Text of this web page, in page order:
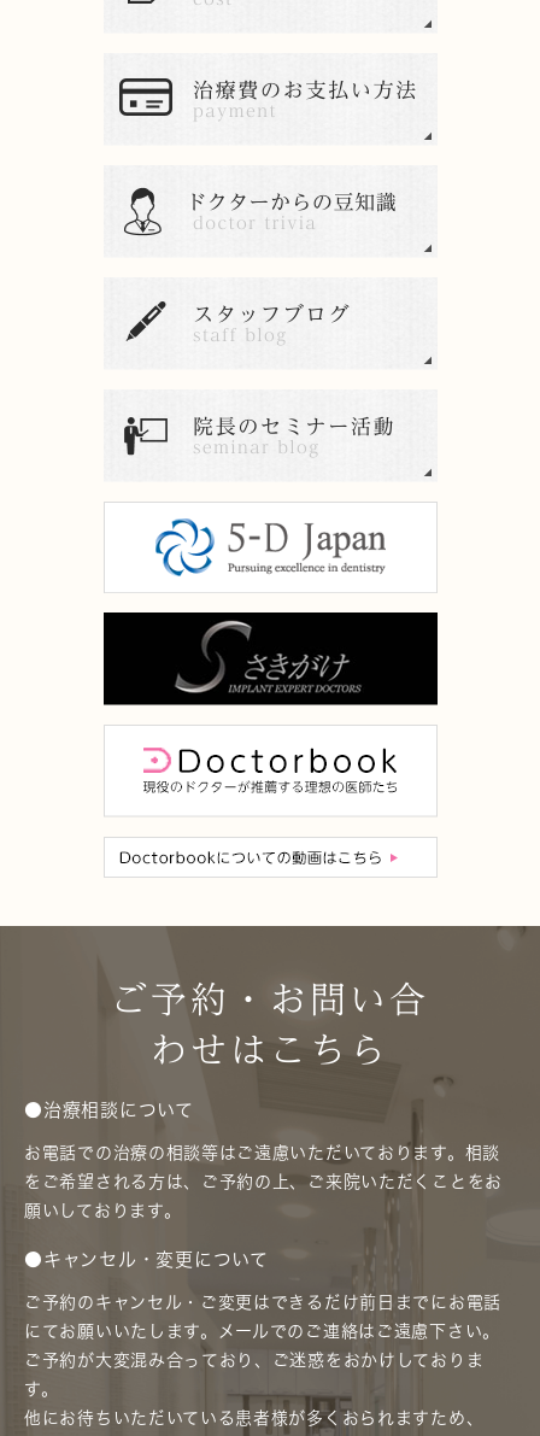
ご予約・お問い合
わせはこちら
●治療相談について
お電話での治療の相談等はご遠慮いただいております。相談
をご希望される方は、ご予約の上、ご来院いただくことをお
願いしております。
●キャンセル・変更について
ご予約のキャンセル・ご変更はできるだけ前日までにお電話
にてお願いいたします。メールでのご連絡はご遠慮下さい。
ご予約が大変混み合っており、ご迷惑をおかけしておりま
す。
他にお待ちいただいている患者様が多くおられますため、